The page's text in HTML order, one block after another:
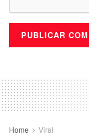
Home Viral